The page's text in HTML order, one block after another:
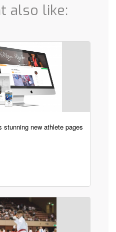
also like:
new athlete pages